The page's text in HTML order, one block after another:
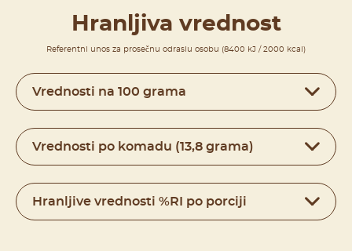
Hranljiva vrednost
Referentni unos za prosečnu odraslu osobu (8400 kJ / 2000 kcal)
Vrednosti na 100 grama
Vrednosti po komadu (13,8 grama)
Hranljive vrednosti %RI po porciji